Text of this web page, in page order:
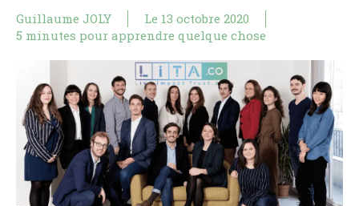
Guillaume JOLY Le 13 octobre 2020
5 minutes pour apprendre quelque chose